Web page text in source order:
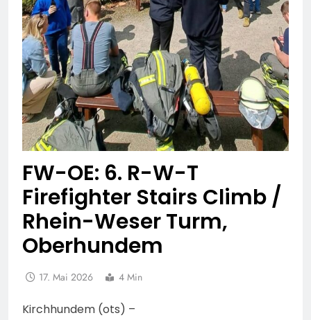
FW-OE: 6. R-W-T
Firefighter Stairs Climb /
Rhein-Weser Turm,
Oberhundem
17. Mai 2026 4 Min
Kirchhundem (ots) –